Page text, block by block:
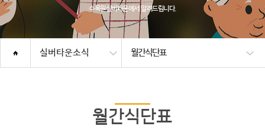
수목원실버타운에서 알려드립니다.
실버타운소식 월간식단표
월간식단표